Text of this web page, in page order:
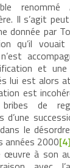
renommé
Il s’agit
donnée par
qu’il
et
lui est alors
est
de
d’une
le
années 2000[4]
à son